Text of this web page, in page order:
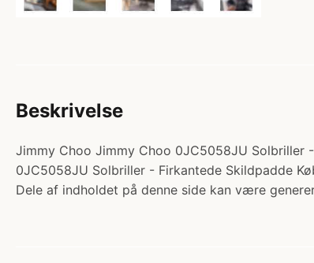
Beskrivelse
Jimmy Choo Jimmy Choo 0JC5058JU Solbriller
0JC5058JU Solbriller - Firkantede Skildpadde
Dele af indholdet på denne side kan være